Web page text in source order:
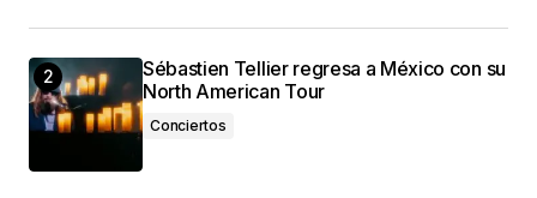
Sébastien Tellier regresa a México con su
North American Tour
Conciertos